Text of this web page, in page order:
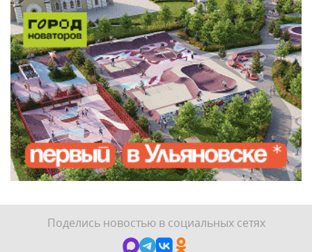
Поделись новостью в социальных сетях